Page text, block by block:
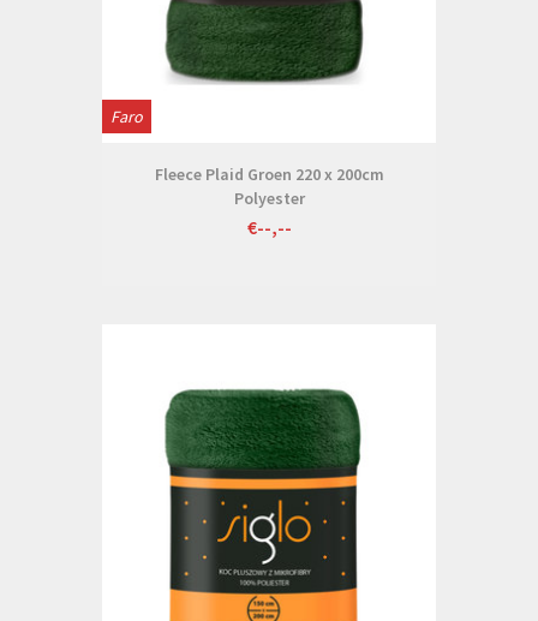
Faro
Fleece Plaid Groen 220 x 200cm
Polyester
€--,--